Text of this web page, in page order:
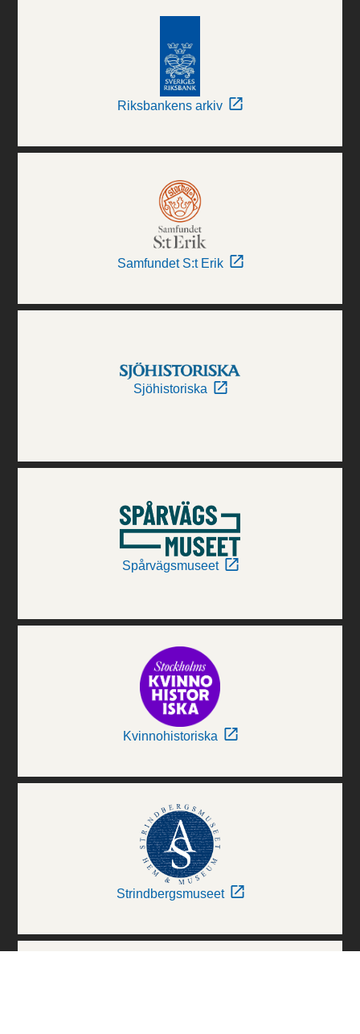
Riksbankens arkiv
Samfundet S:t Erik
Sjöhistoriska
Spårvägsmuseet
Kvinnohistoriska
Strindbergsmuseet